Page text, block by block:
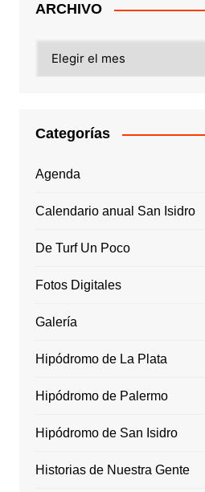
ARCHIVO
Categorías
Agenda
Calendario anual San Isidro
De Turf Un Poco
Fotos Digitales
Galería
Hipódromo de La Plata
Hipódromo de Palermo
Hipódromo de San Isidro
Historias de Nuestra Gente